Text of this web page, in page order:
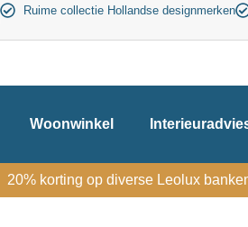
Ruime collectie Hollandse designmerken
Woonwinkel
20% korting op diverse Leolux